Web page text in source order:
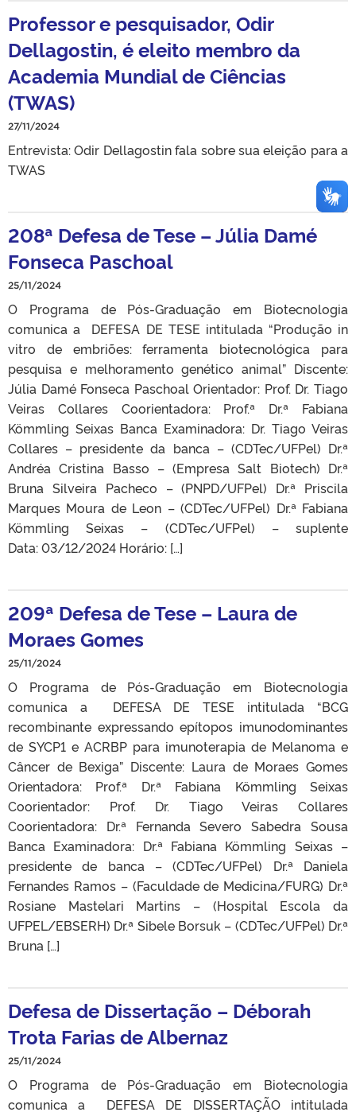
Professor e pesquisador, Odir
Dellagostin, é eleito membro da
Academia Mundial de Ciências
(TWAS)
27/11/2024
Entrevista: Odir Dellagostin fala sobre sua eleição para a
TWAS
208ª Defesa de Tese – Júlia Damé
Fonseca Paschoal
25/11/2024
O Programa de Pós-Graduação em Biotecnologia
comunica a DEFESA DE TESE intitulada “Produção in
vitro de embriões: ferramenta biotecnológica para
pesquisa e melhoramento genético animal” Discente:
Júlia Damé Fonseca Paschoal Orientador: Prof. Dr. Tiago
Veiras Collares Coorientadora: Prof.ª Dr.ª Fabiana
Kömmling Seixas Banca Examinadora: Dr. Tiago Veiras
Collares – presidente da banca – (CDTec/UFPel) Dr.ª
Andréa Cristina Basso – (Empresa Salt Biotech) Dr.ª
Bruna Silveira Pacheco – (PNPD/UFPel) Dr.ª Priscila
Marques Moura de Leon – (CDTec/UFPel) Dr.ª Fabiana
Kömmling Seixas – (CDTec/UFPel) – suplente
Data: 03/12/2024 Horário: […]
209ª Defesa de Tese – Laura de
Moraes Gomes
25/11/2024
O Programa de Pós-Graduação em Biotecnologia
comunica a DEFESA DE TESE intitulada “BCG
recombinante expressando epítopos imunodominantes
de SYCP1 e ACRBP para imunoterapia de Melanoma e
Câncer de Bexiga” Discente: Laura de Moraes Gomes
Orientadora: Prof.ª Dr.ª Fabiana Kömmling Seixas
Coorientador: Prof. Dr. Tiago Veiras Collares
Coorientadora: Dr.ª Fernanda Severo Sabedra Sousa
Banca Examinadora: Dr.ª Fabiana Kömmling Seixas –
presidente de banca – (CDTec/UFPel) Dr.ª Daniela
Fernandes Ramos – (Faculdade de Medicina/FURG) Dr.ª
Rosiane Mastelari Martins – (Hospital Escola da
UFPEL/EBSERH) Dr.ª Sibele Borsuk – (CDTec/UFPel) Dr.ª
Bruna […]
Defesa de Dissertação – Déborah
Trota Farias de Albernaz
25/11/2024
O Programa de Pós-Graduação em Biotecnologia
comunica a DEFESA DE DISSERTAÇÃO intitulada